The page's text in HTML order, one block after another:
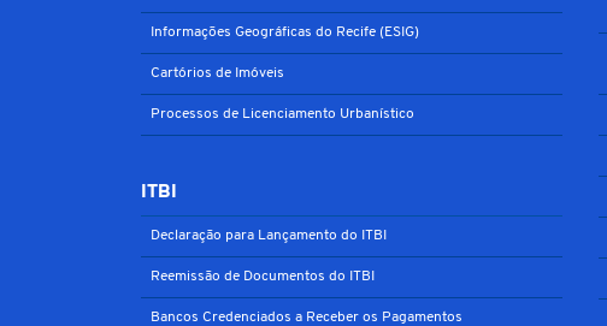
Informações Geográficas do Recife (ESIG)
Cartórios de Imóveis
Processos de Licenciamento Urbanístico
ITBI
Declaração para Lançamento do ITBI
Reemissão de Documentos do ITBI
Bancos Credenciados a Receber os Pagamentos